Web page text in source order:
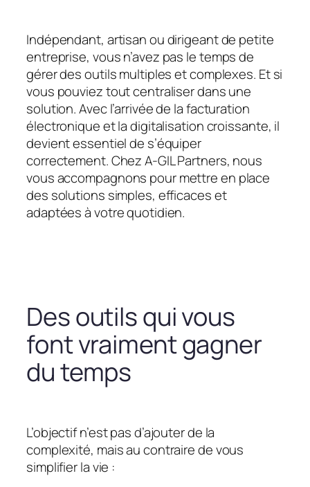
Indépendant, artisan ou dirigeant de petite
entreprise, vous n’avez pas le temps de
gérer des outils multiples et complexes. Et si
vous pouviez tout centraliser dans une
solution. Avec l’arrivée de la facturation
électronique et la digitalisation croissante, il
devient essentiel de s’équiper
correctement. Chez A-GIL Partners, nous
vous accompagnons pour mettre en place
des solutions simples, efficaces et
adaptées à votre quotidien.
Des outils qui vous
font vraiment gagner
du temps
L’objectif n’est pas d’ajouter de la
complexité, mais au contraire de vous
simplifier la vie :